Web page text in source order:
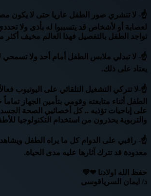
☝- لا تنشري صور الطفل عاريا حتى لا يكون
لعصابة أو لأشخاص قد يتسببوا له بأذى ولا
تواجد الطفل بالتفصيل فهذا العالم مخيف أكثر
☝- لا تبدلي ملابس الطفل أمام أحد ولا تسمحي
يعتاد على ذلك.
☝-لا تتركي التشغيل التلقائي على اليوتيوب
الطفل أثناء متابعته وقومي بتأمين الجهاز
على إباحيات تؤذيه .. كل أخصائيي الصحة
والتربوية يحذرون من استخدام التكنولوجيا
☝- راقبي على الدوام كل ما يراه الطفل
معدودة قد تترك آثارها عليه مدى الحياة.
حفظ الله اولادنا ❤💜
د/ ايمان السرياقوسى